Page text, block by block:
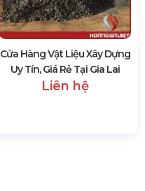
Cửa Hàng Vật Liệu Xây Dựng
Uy Tín, Giá Rẻ Tại Gia Lai
Liên hệ